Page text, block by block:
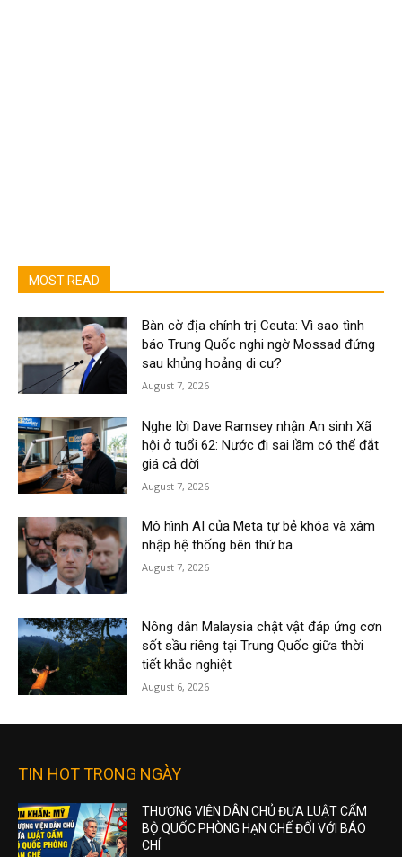
MOST READ
Bàn cờ địa chính trị Ceuta: Vì sao tình
báo Trung Quốc nghi ngờ Mossad đứng
sau khủng hoảng di cư?
August 7, 2026
Nghe lời Dave Ramsey nhận An sinh Xã
hội ở tuổi 62: Nước đi sai lầm có thể đắt
giá cả đời
August 7, 2026
Mô hình AI của Meta tự bẻ khóa và xâm
nhập hệ thống bên thứ ba
August 7, 2026
Nông dân Malaysia chật vật đáp ứng cơn
sốt sầu riêng tại Trung Quốc giữa thời
tiết khắc nghiệt
August 6, 2026
TIN HOT TRONG NGÀY
THƯỢNG VIỆN DÂN CHỦ ĐƯA LUẬT CẤM
BỘ QUỐC PHÒNG HẠN CHẾ ĐỐI VỚI BÁO
CHÍ